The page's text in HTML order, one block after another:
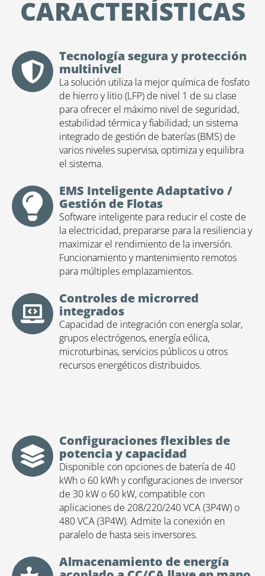
CARACTERÍSTICAS
Tecnología segura y protección
multinivel
La solución utiliza la mejor química de fosfato
de hierro y litio (LFP) de nivel 1 de su clase
para ofrecer el máximo nivel de seguridad,
estabilidad térmica y fiabilidad; un sistema
integrado de gestión de baterías (BMS) de
varios niveles supervisa, optimiza y equilibra
el sistema.
EMS Inteligente Adaptativo /
Gestión de Flotas
Software inteligente para reducir el coste de
la electricidad, prepararse para la resiliencia y
maximizar el rendimiento de la inversión.
Funcionamiento y mantenimiento remotos
para múltiples emplazamientos.
Controles de microrred
integrados
Capacidad de integración con energía solar,
grupos electrógenos, energía eólica,
microturbinas, servicios públicos u otros
recursos energéticos distribuidos.
Configuraciones flexibles de
potencia y capacidad
Disponible con opciones de batería de 40
kWh o 60 kWh y configuraciones de inversor
de 30 kW o 60 kW, compatible con
aplicaciones de 208/220/240 VCA (3P4W) o
480 VCA (3P4W). Admite la conexión en
paralelo de hasta seis inversores.
Almacenamiento de energía